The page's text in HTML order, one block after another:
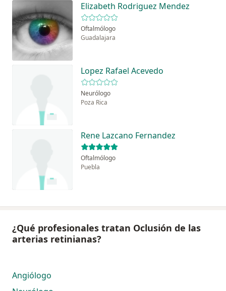
Elizabeth Rodriguez Mendez
Oftalmólogo
Guadalajara
Lopez Rafael Acevedo
Neurólogo
Poza Rica
Rene Lazcano Fernandez
Oftalmólogo
Puebla
¿Qué profesionales tratan Oclusión de las
arterias retinianas?
Angiólogo